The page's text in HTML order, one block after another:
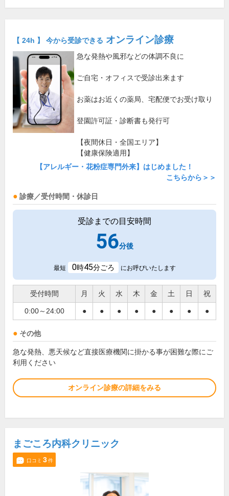
【 24h 】 今から受診できる オンライン診療
急な発熱や風邪などの体調不良に
ご自宅・オフィスで受診出来ます
お薬はお近くの薬局、宅配便でお受け取り
登園許可証・診断書も発行可
【夜間休日・全国エリア】
【健康保険適用】
【アレルギー・花粉症専門外来】はじめました！
こちらから＞＞
診療／受付時間・休診日
受診までの目安時間
56分後
最短 0時45分ごろ にお呼びいたします
受付時間 月 火 水 木 金 土 日 祝
0:00～24:00 ● ● ● ● ● ● ● ●
その他
急な発熱、悪天候など直接医療機関に掛かる事が困難な際にご
利用ください
オンライン診療の詳細をみる
まごころ内科クリニック
口コミ 3件